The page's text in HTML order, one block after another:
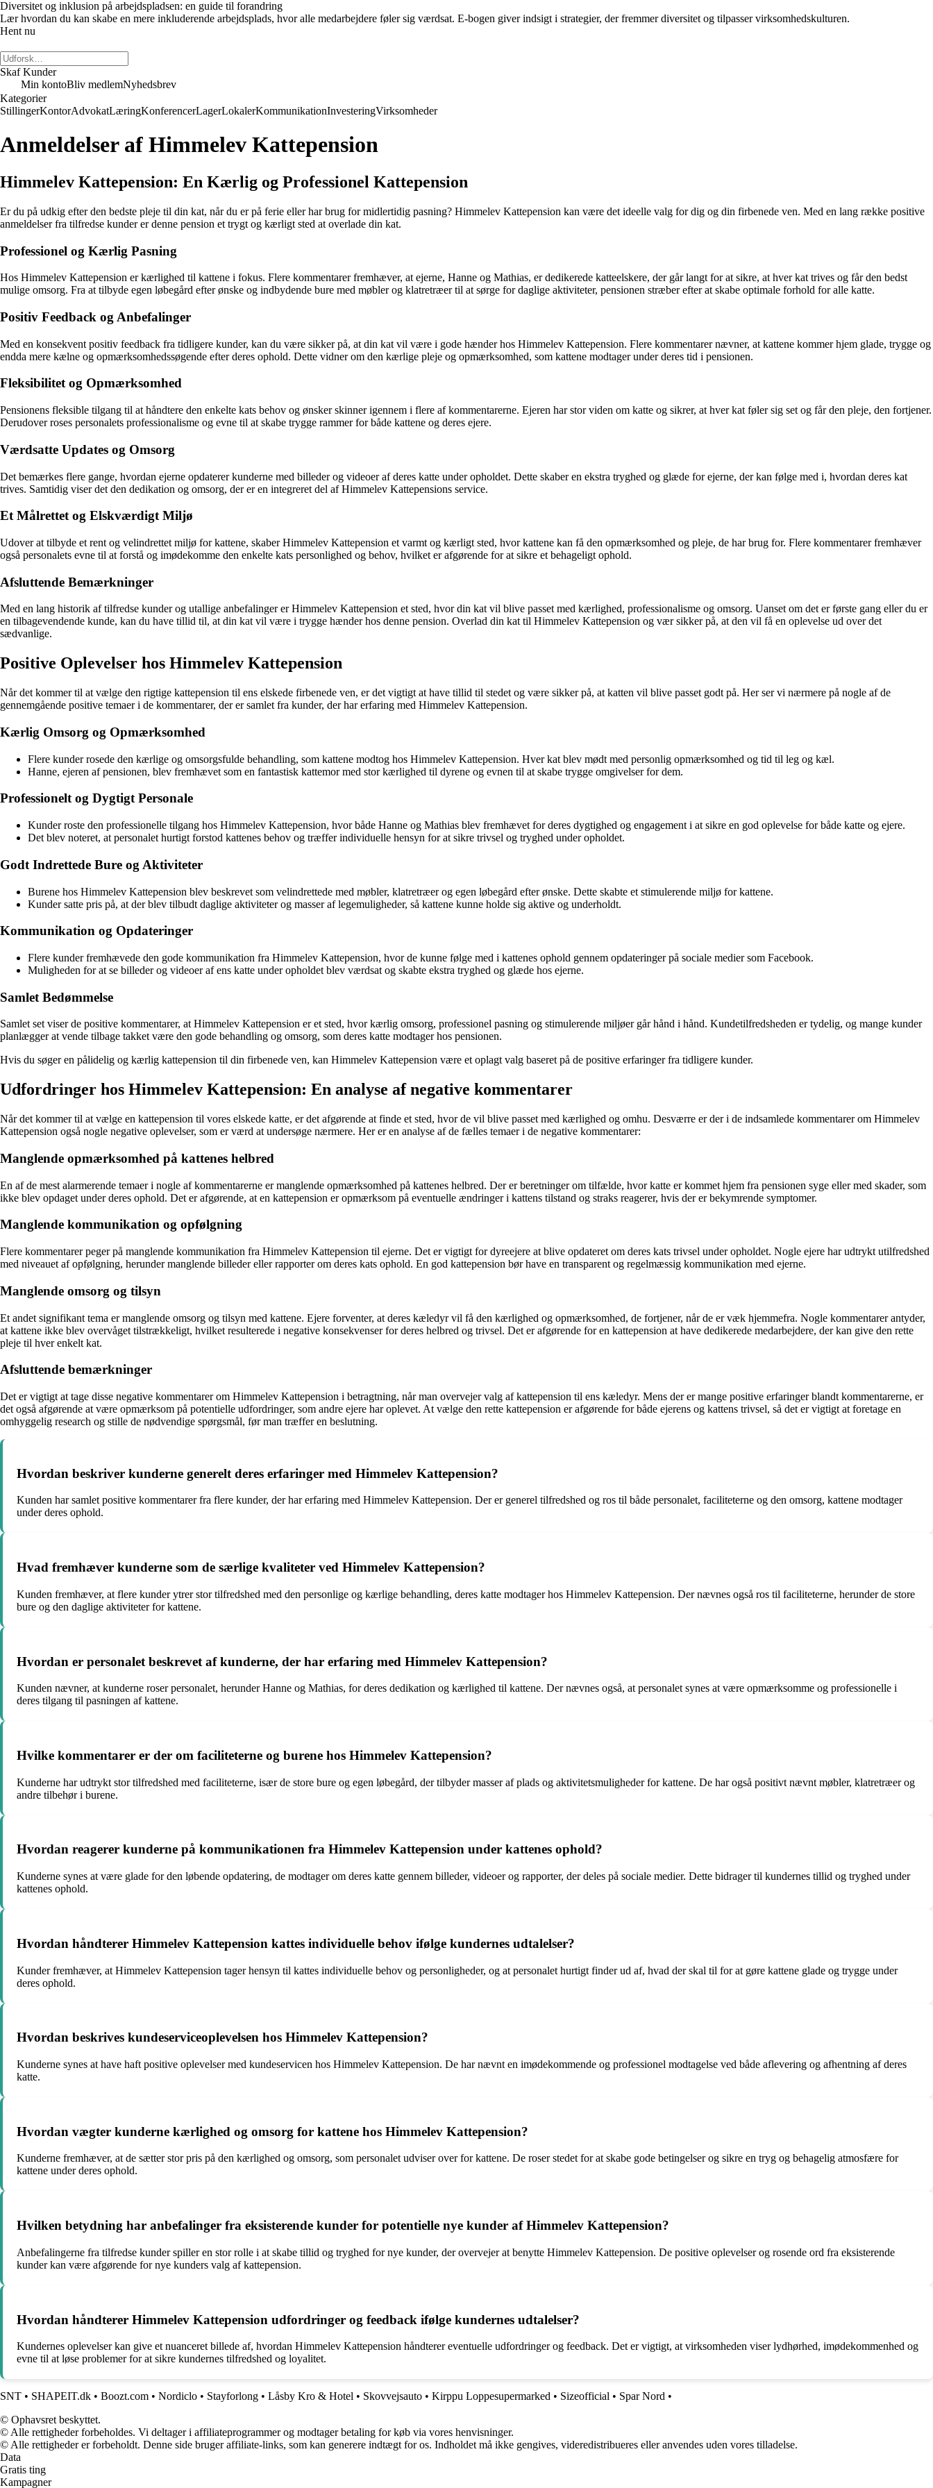
Diversitet og inklusion på arbejdspladsen: en guide til forandring
Lær hvordan du kan skabe en mere inkluderende arbejdsplads, hvor alle medarbejdere føler sig værdsat. E-bogen giver indsigt i strategier, der fremmer diversitet og tilpasser virksomhedskulturen.
Hent nu
Skaf Kunder
Min kontoBliv medlemNyhedsbrev
Kategorier
StillingerKontorAdvokatLæringKonferencerLagerLokalerKommunikationInvesteringVirksomheder
Anmeldelser af Himmelev Kattepension
Himmelev Kattepension: En Kærlig og Professionel Kattepension
Er du på udkig efter den bedste pleje til din kat, når du er på ferie eller har brug for midlertidig pasning? Himmelev Kattepension kan være det ideelle valg for dig og din firbenede ven. Med en lang række positive
anmeldelser fra tilfredse kunder er denne pension et trygt og kærligt sted at overlade din kat.
Professionel og Kærlig Pasning
Hos Himmelev Kattepension er kærlighed til kattene i fokus. Flere kommentarer fremhæver, at ejerne, Hanne og Mathias, er dedikerede katteelskere, der går langt for at sikre, at hver kat trives og får den bedst
mulige omsorg. Fra at tilbyde egen løbegård efter ønske og indbydende bure med møbler og klatretræer til at sørge for daglige aktiviteter, pensionen stræber efter at skabe optimale forhold for alle katte.
Positiv Feedback og Anbefalinger
Med en konsekvent positiv feedback fra tidligere kunder, kan du være sikker på, at din kat vil være i gode hænder hos Himmelev Kattepension. Flere kommentarer nævner, at kattene kommer hjem glade, trygge og
endda mere kælne og opmærksomhedssøgende efter deres ophold. Dette vidner om den kærlige pleje og opmærksomhed, som kattene modtager under deres tid i pensionen.
Fleksibilitet og Opmærksomhed
Pensionens fleksible tilgang til at håndtere den enkelte kats behov og ønsker skinner igennem i flere af kommentarerne. Ejeren har stor viden om katte og sikrer, at hver kat føler sig set og får den pleje, den fortjener.
Derudover roses personalets professionalisme og evne til at skabe trygge rammer for både kattene og deres ejere.
Værdsatte Updates og Omsorg
Det bemærkes flere gange, hvordan ejerne opdaterer kunderne med billeder og videoer af deres katte under opholdet. Dette skaber en ekstra tryghed og glæde for ejerne, der kan følge med i, hvordan deres kat
trives. Samtidig viser det den dedikation og omsorg, der er en integreret del af Himmelev Kattepensions service.
Et Målrettet og Elskværdigt Miljø
Udover at tilbyde et rent og velindrettet miljø for kattene, skaber Himmelev Kattepension et varmt og kærligt sted, hvor kattene kan få den opmærksomhed og pleje, de har brug for. Flere kommentarer fremhæver
også personalets evne til at forstå og imødekomme den enkelte kats personlighed og behov, hvilket er afgørende for at sikre et behageligt ophold.
Afsluttende Bemærkninger
Med en lang historik af tilfredse kunder og utallige anbefalinger er Himmelev Kattepension et sted, hvor din kat vil blive passet med kærlighed, professionalisme og omsorg. Uanset om det er første gang eller du er
en tilbagevendende kunde, kan du have tillid til, at din kat vil være i trygge hænder hos denne pension. Overlad din kat til Himmelev Kattepension og vær sikker på, at den vil få en oplevelse ud over det
sædvanlige.
Positive Oplevelser hos Himmelev Kattepension
Når det kommer til at vælge den rigtige kattepension til ens elskede firbenede ven, er det vigtigt at have tillid til stedet og være sikker på, at katten vil blive passet godt på. Her ser vi nærmere på nogle af de
gennemgående positive temaer i de kommentarer, der er samlet fra kunder, der har erfaring med Himmelev Kattepension.
Kærlig Omsorg og Opmærksomhed
Flere kunder rosede den kærlige og omsorgsfulde behandling, som kattene modtog hos Himmelev Kattepension. Hver kat blev mødt med personlig opmærksomhed og tid til leg og kæl.
Hanne, ejeren af pensionen, blev fremhævet som en fantastisk kattemor med stor kærlighed til dyrene og evnen til at skabe trygge omgivelser for dem.
Professionelt og Dygtigt Personale
Kunder roste den professionelle tilgang hos Himmelev Kattepension, hvor både Hanne og Mathias blev fremhævet for deres dygtighed og engagement i at sikre en god oplevelse for både katte og ejere.
Det blev noteret, at personalet hurtigt forstod kattenes behov og træffer individuelle hensyn for at sikre trivsel og tryghed under opholdet.
Godt Indrettede Bure og Aktiviteter
Burene hos Himmelev Kattepension blev beskrevet som velindrettede med møbler, klatretræer og egen løbegård efter ønske. Dette skabte et stimulerende miljø for kattene.
Kunder satte pris på, at der blev tilbudt daglige aktiviteter og masser af legemuligheder, så kattene kunne holde sig aktive og underholdt.
Kommunikation og Opdateringer
Flere kunder fremhævede den gode kommunikation fra Himmelev Kattepension, hvor de kunne følge med i kattenes ophold gennem opdateringer på sociale medier som Facebook.
Muligheden for at se billeder og videoer af ens katte under opholdet blev værdsat og skabte ekstra tryghed og glæde hos ejerne.
Samlet Bedømmelse
Samlet set viser de positive kommentarer, at Himmelev Kattepension er et sted, hvor kærlig omsorg, professionel pasning og stimulerende miljøer går hånd i hånd. Kundetilfredsheden er tydelig, og mange kunder
planlægger at vende tilbage takket være den gode behandling og omsorg, som deres katte modtager hos pensionen.
Hvis du søger en pålidelig og kærlig kattepension til din firbenede ven, kan Himmelev Kattepension være et oplagt valg baseret på de positive erfaringer fra tidligere kunder.
Udfordringer hos Himmelev Kattepension: En analyse af negative kommentarer
Når det kommer til at vælge en kattepension til vores elskede katte, er det afgørende at finde et sted, hvor de vil blive passet med kærlighed og omhu. Desværre er der i de indsamlede kommentarer om Himmelev
Kattepension også nogle negative oplevelser, som er værd at undersøge nærmere. Her er en analyse af de fælles temaer i de negative kommentarer:
Manglende opmærksomhed på kattenes helbred
En af de mest alarmerende temaer i nogle af kommentarerne er manglende opmærksomhed på kattenes helbred. Der er beretninger om tilfælde, hvor katte er kommet hjem fra pensionen syge eller med skader, som
ikke blev opdaget under deres ophold. Det er afgørende, at en kattepension er opmærksom på eventuelle ændringer i kattens tilstand og straks reagerer, hvis der er bekymrende symptomer.
Manglende kommunikation og opfølgning
Flere kommentarer peger på manglende kommunikation fra Himmelev Kattepension til ejerne. Det er vigtigt for dyreejere at blive opdateret om deres kats trivsel under opholdet. Nogle ejere har udtrykt utilfredshed
med niveauet af opfølgning, herunder manglende billeder eller rapporter om deres kats ophold. En god kattepension bør have en transparent og regelmæssig kommunikation med ejerne.
Manglende omsorg og tilsyn
Et andet signifikant tema er manglende omsorg og tilsyn med kattene. Ejere forventer, at deres kæledyr vil få den kærlighed og opmærksomhed, de fortjener, når de er væk hjemmefra. Nogle kommentarer antyder,
at kattene ikke blev overvåget tilstrækkeligt, hvilket resulterede i negative konsekvenser for deres helbred og trivsel. Det er afgørende for en kattepension at have dedikerede medarbejdere, der kan give den rette
pleje til hver enkelt kat.
Afsluttende bemærkninger
Det er vigtigt at tage disse negative kommentarer om Himmelev Kattepension i betragtning, når man overvejer valg af kattepension til ens kæledyr. Mens der er mange positive erfaringer blandt kommentarerne, er
det også afgørende at være opmærksom på potentielle udfordringer, som andre ejere har oplevet. At vælge den rette kattepension er afgørende for både ejerens og kattens trivsel, så det er vigtigt at foretage en
omhyggelig research og stille de nødvendige spørgsmål, før man træffer en beslutning.
Hvordan beskriver kunderne generelt deres erfaringer med Himmelev Kattepension?
Kunden har samlet positive kommentarer fra flere kunder, der har erfaring med Himmelev Kattepension. Der er generel tilfredshed og ros til både personalet, faciliteterne og den omsorg, kattene modtager
under deres ophold.
Hvad fremhæver kunderne som de særlige kvaliteter ved Himmelev Kattepension?
Kunden fremhæver, at flere kunder ytrer stor tilfredshed med den personlige og kærlige behandling, deres katte modtager hos Himmelev Kattepension. Der nævnes også ros til faciliteterne, herunder de store
bure og den daglige aktiviteter for kattene.
Hvordan er personalet beskrevet af kunderne, der har erfaring med Himmelev Kattepension?
Kunden nævner, at kunderne roser personalet, herunder Hanne og Mathias, for deres dedikation og kærlighed til kattene. Der nævnes også, at personalet synes at være opmærksomme og professionelle i
deres tilgang til pasningen af kattene.
Hvilke kommentarer er der om faciliteterne og burene hos Himmelev Kattepension?
Kunderne har udtrykt stor tilfredshed med faciliteterne, især de store bure og egen løbegård, der tilbyder masser af plads og aktivitetsmuligheder for kattene. De har også positivt nævnt møbler, klatretræer og
andre tilbehør i burene.
Hvordan reagerer kunderne på kommunikationen fra Himmelev Kattepension under kattenes ophold?
Kunderne synes at være glade for den løbende opdatering, de modtager om deres katte gennem billeder, videoer og rapporter, der deles på sociale medier. Dette bidrager til kundernes tillid og tryghed under
kattenes ophold.
Hvordan håndterer Himmelev Kattepension kattes individuelle behov ifølge kundernes udtalelser?
Kunder fremhæver, at Himmelev Kattepension tager hensyn til kattes individuelle behov og personligheder, og at personalet hurtigt finder ud af, hvad der skal til for at gøre kattene glade og trygge under
deres ophold.
Hvordan beskrives kundeserviceoplevelsen hos Himmelev Kattepension?
Kunderne synes at have haft positive oplevelser med kundeservicen hos Himmelev Kattepension. De har nævnt en imødekommende og professionel modtagelse ved både aflevering og afhentning af deres
katte.
Hvordan vægter kunderne kærlighed og omsorg for kattene hos Himmelev Kattepension?
Kunderne fremhæver, at de sætter stor pris på den kærlighed og omsorg, som personalet udviser over for kattene. De roser stedet for at skabe gode betingelser og sikre en tryg og behagelig atmosfære for
kattene under deres ophold.
Hvilken betydning har anbefalinger fra eksisterende kunder for potentielle nye kunder af Himmelev Kattepension?
Anbefalingerne fra tilfredse kunder spiller en stor rolle i at skabe tillid og tryghed for nye kunder, der overvejer at benytte Himmelev Kattepension. De positive oplevelser og rosende ord fra eksisterende
kunder kan være afgørende for nye kunders valg af kattepension.
Hvordan håndterer Himmelev Kattepension udfordringer og feedback ifølge kundernes udtalelser?
Kundernes oplevelser kan give et nuanceret billede af, hvordan Himmelev Kattepension håndterer eventuelle udfordringer og feedback. Det er vigtigt, at virksomheden viser lydhørhed, imødekommenhed og
evne til at løse problemer for at sikre kundernes tilfredshed og loyalitet.
SNT • SHAPEIT.dk • Boozt.com • Nordiclo • Stayforlong • Låsby Kro & Hotel • Skovvejsauto • Kirppu Loppesupermarked • Sizeofficial • Spar Nord •
© Ophavsret beskyttet.
© Alle rettigheder forbeholdes. Vi deltager i affiliateprogrammer og modtager betaling for køb via vores henvisninger.
© Alle rettigheder er forbeholdt. Denne side bruger affiliate-links, som kan generere indtægt for os. Indholdet må ikke gengives, videredistribueres eller anvendes uden vores tilladelse.
Data
Gratis ting
Kampagner